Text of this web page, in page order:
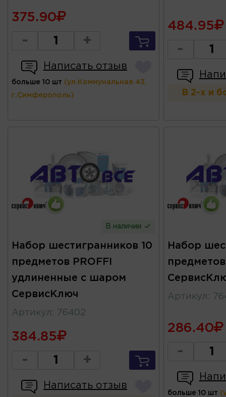
375.90
- +
Написать отзыв
больше 10 шт (ул.Коммунальная 43,
г.Симферополь)
484.95
-
В 2-х и
В наличии
Набор шестигранников 10
предметов PROFFI
удлиненные с шаром
СервисКлюч
Артикул : 76402
384.85
- +
Написать отзыв
Набор
Артикул :
286.40
-
больше 10 шт